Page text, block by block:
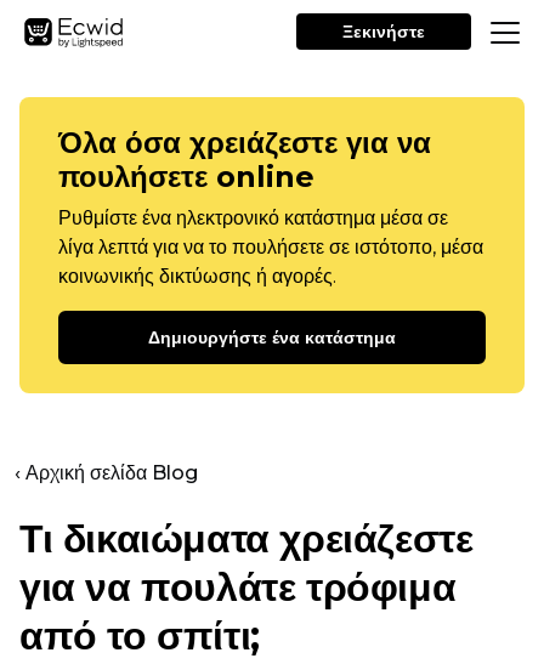
Ξεκινήστε
Όλα όσα χρειάζεστε για να
πουλήσετε online
Ρυθμίστε ένα ηλεκτρονικό κατάστημα μέσα σε
λίγα λεπτά για να το πουλήσετε σε ιστότοπο, μέσα
κοινωνικής δικτύωσης ή αγορές.
Δημιουργήστε ένα κατάστημα
‹ Αρχική σελίδα Blog
Τι δικαιώματα χρειάζεστε
για να πουλάτε τρόφιμα
από το σπίτι;